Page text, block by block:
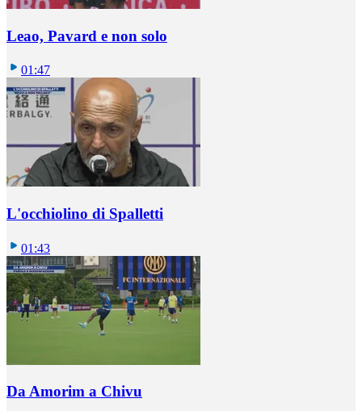
Leao, Pavard e non solo
01:47
L'occhiolino di Spalletti
01:43
Da Amorim a Chivu